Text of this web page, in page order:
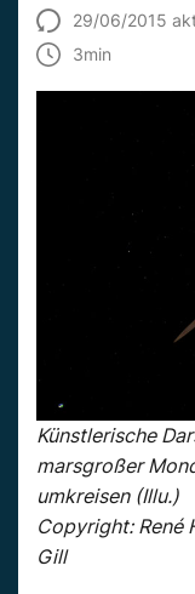
29/06/2015
3min
Künstlerische
marsgroßer
umkreisen (Illu.)
Copyright: René
Gill